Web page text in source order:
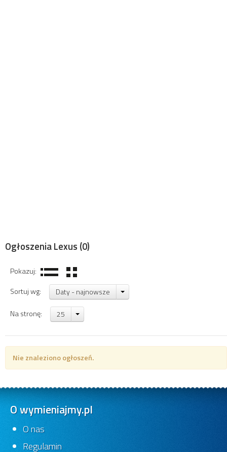
Ogłoszenia Lexus (0)
Pokazuj:
Sortuj wg:
Daty - najnowsze
Na stronę: 25
Nie znaleziono ogłoszeń.
O wymieniajmy.pl
O nas
Regulamin